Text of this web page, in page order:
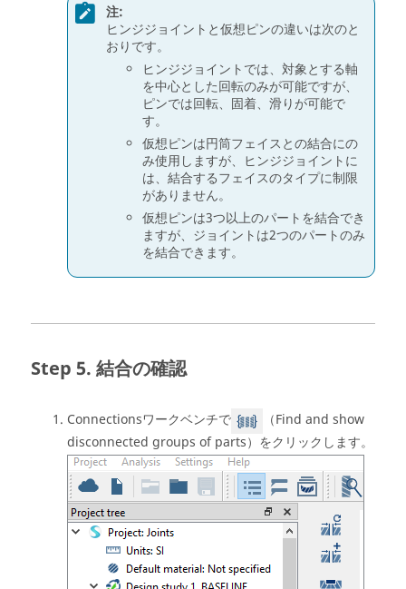
注:
ヒンジジョイントと仮想ピンの違いは次のと
おりです。
ヒンジジョイントでは、対象とする軸
を中心とした回転のみが可能ですが、
ピンでは回転、固着、滑りが可能で
す。
仮想ピンは円筒フェイスとの結合にの
み使用しますが、ヒンジジョイントに
は、結合するフェイスのタイプに制限
がありません。
仮想ピンは3つ以上のパートを結合でき
ますが、ジョイントは2つのパートのみ
を結合できます。
結合の確認
Connectionsワークベンチで
（Find and show
disconnected groups of parts）をクリックします。